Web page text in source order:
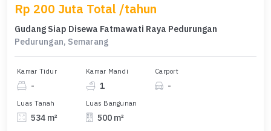
Rp 200 Juta Total /tahun
Gudang Siap Disewa Fatmawati Raya Pedurungan
Pedurungan, Semarang
Kamar Tidur
-
Kamar Mandi
1
Carport
-
Luas Tanah
534 m²
Luas Bangunan
500 m²